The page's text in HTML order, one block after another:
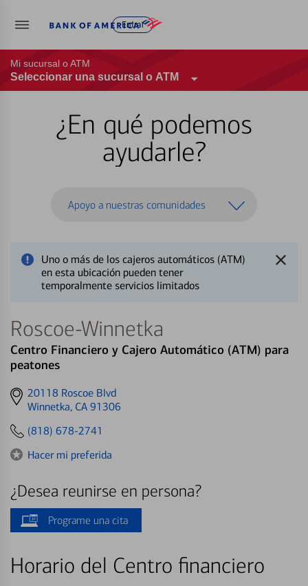
Entrar
Mi sucursal o ATM
Seleccionar una sucursal o ATM
¿En qué podemos
ayudarle?
Apoyo a nuestras comunidades
Uno o más de los cajeros automáticos (ATM)
en esta ubicación pueden tener
temporalmente servicios limitados
Roscoe-Winnetka
Centro Financiero y Cajero Automático (ATM) para
peatones
Get
directions
20118 Roscoe Blvd
Winnetka, CA 91306
(818) 678-2741
Hacer mi preferida
¿Desea reunirse en persona?
Programe una cita
Horario del Centro financiero